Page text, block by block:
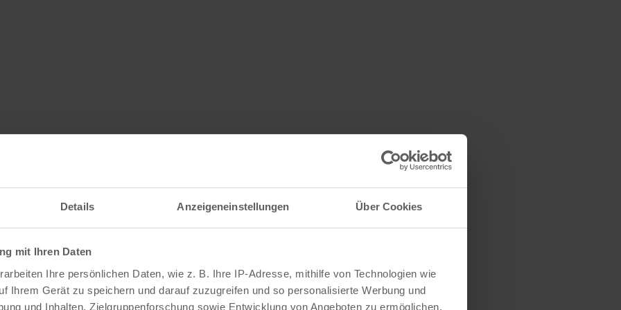
Details Anzeigeneinstellungen Über Cookies
mit Ihren Daten
Ihre persönlichen Daten, wie z. B. Ihre IP-Adresse, mithilfe von Technologien wie
Ihrem Gerät zu speichern und darauf zuzugreifen und so personalisierte Werbung und
und Inhalten, Zielgruppenforschung sowie Entwicklung von Angeboten zu ermöglichen.
anzeigen